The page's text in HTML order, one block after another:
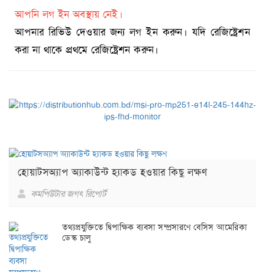
আপনি লগ ইন অবস্থায় নেই।
আপনার রিভিউ দেওয়ার জন্য লগ ইন করুন। যদি রেজিষ্ট্রেশন
করা না থাকে প্রথমে রেজিষ্ট্রেশন করুন।
হোয়াটসঅ্যাপ অ্যাকাউন্ট হ্যাকড হওয়ার কিছু লক্ষণ
কমপিউটার জগৎ রিপোর্ট
তথ্যপ্রযুক্তিতে দ্বিপাক্ষিক ব্যবসা সম্প্রসারণে বেসিস আমেরিকা
ডেস্ক চালু